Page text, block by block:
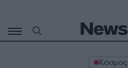
περιεχόμενο
Κόσμος